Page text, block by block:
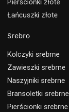
Pierścionki złote
Łańcuszki złote
Srebro
Kolczyki srebrne
Zawieszki srebrne
Naszyjniki srebrne
Bransoletki srebrne
Pierścionki srebrne